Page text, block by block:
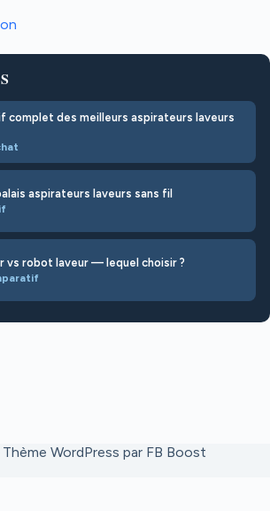
complet des meilleurs aspirateurs laveurs
aspirateurs laveurs sans fil
vs robot laveur — lequel choisir ?
WordPress par FB Boost